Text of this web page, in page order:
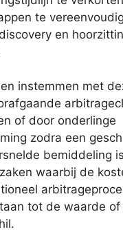
te
en
instemmen met
of door onderlinge
zodra een
bemiddeling
waarbij de
tot de waarde